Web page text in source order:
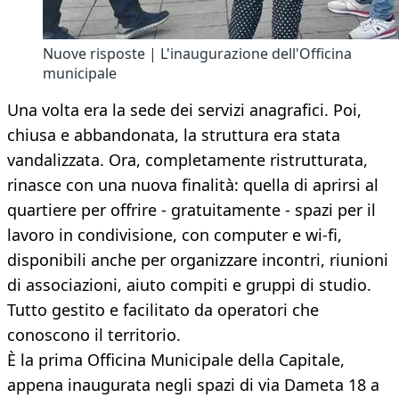
Nuove risposte | L'inaugurazione dell'Officina
municipale
Una volta era la sede dei servizi anagrafici. Poi,
chiusa e abbandonata, la struttura era stata
vandalizzata. Ora, completamente ristrutturata,
rinasce con una nuova finalità: quella di aprirsi al
quartiere per offrire - gratuitamente - spazi per il
lavoro in condivisione, con computer e wi-fi,
disponibili anche per organizzare incontri, riunioni
di associazioni, aiuto compiti e gruppi di studio.
Tutto gestito e facilitato da operatori che
conoscono il territorio.
È la prima Officina Municipale della Capitale,
appena inaugurata negli spazi di via Dameta 18 a